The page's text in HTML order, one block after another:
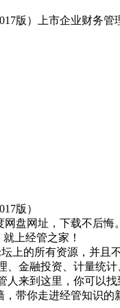
版）上市企业财务
版）
盘网址，下载不后悔。
上经管之家！
上的所有资源，并且
金融投资、计量统
来到这里，你可以
带你走进经管知识的